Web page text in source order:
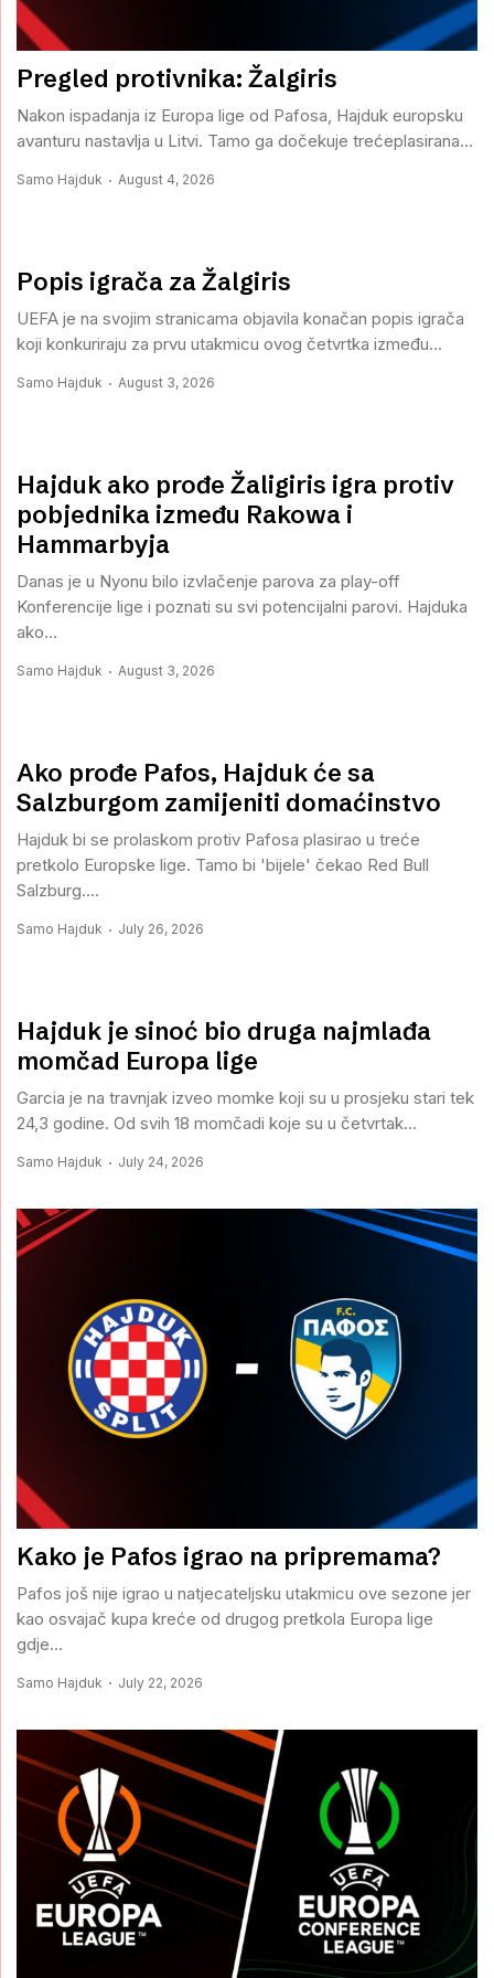
Pregled protivnika: Žalgiris
Nakon ispadanja iz Europa lige od Pafosa, Hajduk europsku
avanturu nastavlja u Litvi. Tamo ga dočekuje trećeplasirana...
Samo Hajduk August 4, 2026
Popis igrača za Žalgiris
UEFA je na svojim stranicama objavila konačan popis igrača
koji konkuriraju za prvu utakmicu ovog četvrtka između...
Samo Hajduk August 3, 2026
Hajduk ako prođe Žaligiris igra protiv
pobjednika između Rakowa i
Hammarbyja
Danas je u Nyonu bilo izvlačenje parova za play-off
Konferencije lige i poznati su svi potencijalni parovi. Hajduka
ako...
Samo Hajduk August 3, 2026
Ako prođe Pafos, Hajduk će sa
Salzburgom zamijeniti domaćinstvo
Hajduk bi se prolaskom protiv Pafosa plasirao u treće
pretkolo Europske lige. Tamo bi 'bijele' čekao Red Bull
Salzburg....
Samo Hajduk July 26, 2026
Hajduk je sinoć bio druga najmlađa
momčad Europa lige
Garcia je na travnjak izveo momke koji su u prosjeku stari tek
24,3 godine. Od svih 18 momčadi koje su u četvrtak...
Samo Hajduk July 24, 2026
Kako je Pafos igrao na pripremama?
Pafos još nije igrao u natjecateljsku utakmicu ove sezone jer
kao osvajač kupa kreće od drugog pretkola Europa lige
gdje...
Samo Hajduk July 22, 2026